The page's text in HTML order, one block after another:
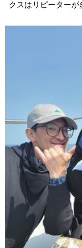
クスはリピーターが